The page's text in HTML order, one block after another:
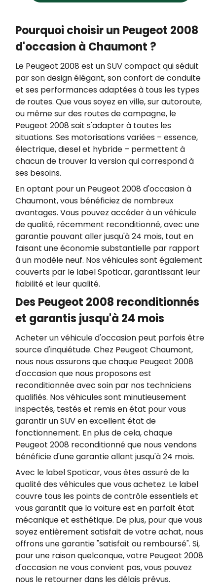
Pourquoi choisir un Peugeot 2008
d'occasion à Chaumont ?
Le Peugeot 2008 est un SUV compact qui séduit
par son design élégant, son confort de conduite
et ses performances adaptées à tous les types
de routes. Que vous soyez en ville, sur autoroute,
ou même sur des routes de campagne, le
Peugeot 2008 sait s'adapter à toutes les
situations. Ses motorisations variées – essence,
électrique, diesel et hybride – permettent à
chacun de trouver la version qui correspond à
ses besoins.
En optant pour un Peugeot 2008 d'occasion à
Chaumont, vous bénéficiez de nombreux
avantages. Vous pouvez accéder à un véhicule
de qualité, récemment reconditionné, avec une
garantie pouvant aller jusqu'à 24 mois, tout en
faisant une économie substantielle par rapport
à un modèle neuf. Nos véhicules sont également
couverts par le label Spoticar, garantissant leur
fiabilité et leur qualité.
Des Peugeot 2008 reconditionnés
et garantis jusqu'à 24 mois
Acheter un véhicule d'occasion peut parfois être
source d'inquiétude. Chez Peugeot Chaumont,
nous nous assurons que chaque Peugeot 2008
d'occasion que nous proposons est
reconditionnée avec soin par nos techniciens
qualifiés. Nos véhicules sont minutieusement
inspectés, testés et remis en état pour vous
garantir un SUV en excellent état de
fonctionnement. En plus de cela, chaque
Peugeot 2008 reconditionné que nous vendons
bénéficie d'une garantie allant jusqu'à 24 mois.
Avec le label Spoticar, vous êtes assuré de la
qualité des véhicules que vous achetez. Le label
couvre tous les points de contrôle essentiels et
vous garantit que la voiture est en parfait état
mécanique et esthétique. De plus, pour que vous
soyez entièrement satisfait de votre achat, nous
offrons une garantie "satisfait ou remboursé". Si,
pour une raison quelconque, votre Peugeot 2008
d'occasion ne vous convient pas, vous pouvez
nous le retourner dans les délais prévus.